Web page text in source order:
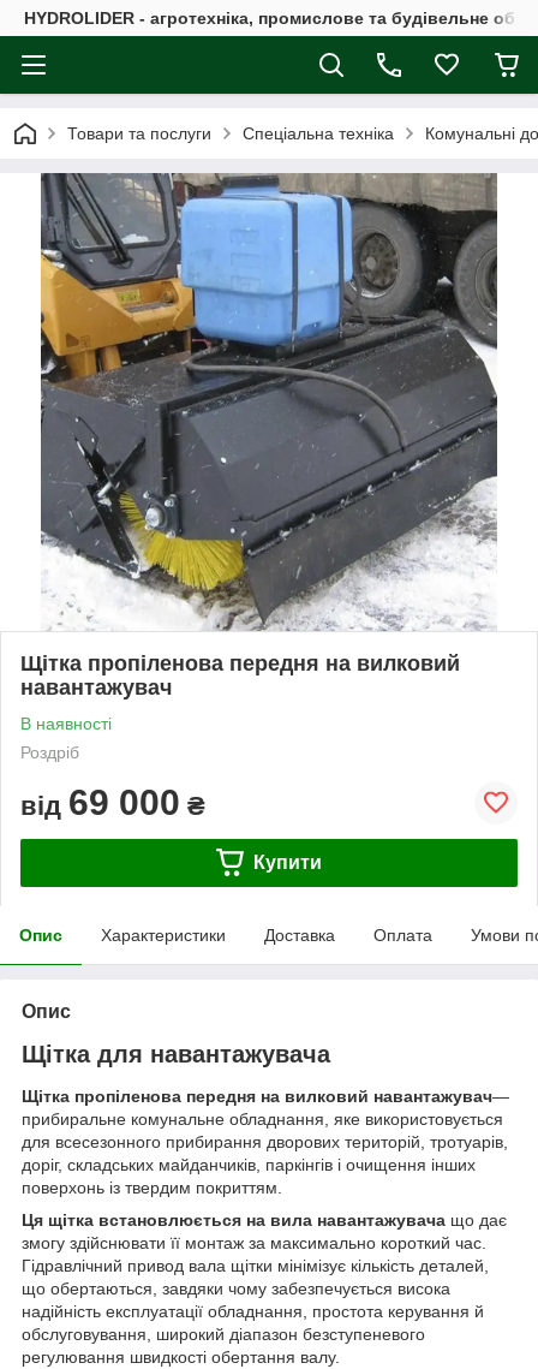
HYDROLIDER - агротехніка, промислове та будівельне
Товари та послуги Спеціальна техніка Комунальні
Щітка пропіленова передня на вилковий
навантажувач
В наявності
Роздріб
від 69 000 ₴
Купити
Опис Характеристики Доставка Оплата Умови
Опис
Щітка для навантажувача
Щітка пропіленова передня на вилковий навантажувач—
прибиральне комунальне обладнання, яке використовується
для всесезонного прибирання дворових територій, тротуарів,
доріг, складських майданчиків, паркінгів і очищення інших
поверхонь із твердим покриттям.
Ця щітка встановлюється на вила навантажувача що дає
змогу здійснювати її монтаж за максимально короткий час.
Гідравлічний привод вала щітки мінімізує кількість деталей,
що обертаються, завдяки чому забезпечується висока
надійність експлуатації обладнання, простота керування й
обслуговування, широкий діапазон безступеневого
регулювання швидкості обертання валу.